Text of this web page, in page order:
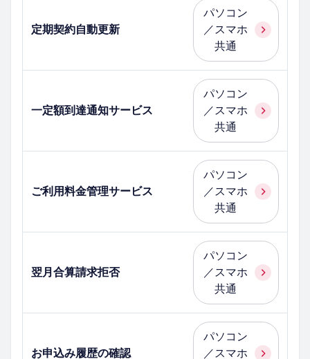
定期契約自動更新
パソコン
／スマホ
共通
一定額到達通知サービス
パソコン
／スマホ
共通
ご利用料金管理サービス
パソコン
／スマホ
共通
翌月合算請求拒否
パソコン
／スマホ
共通
お申込み履歴の確認
パソコン
／スマホ